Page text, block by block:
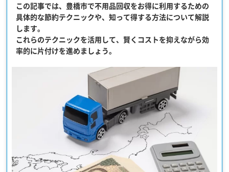
この記事では、豊橋市で不用品回収をお得に利用するための
具体的な節約テクニックや、知って得する方法について解説
します。
これらのテクニックを活用して、賢くコストを抑えながら効
率的に片付けを進めましょう。